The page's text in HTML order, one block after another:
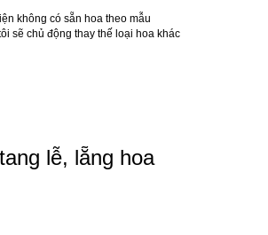
không có sẵn hoa theo mẫu
sẽ chủ động thay thế loại hoa khác
lễ, lẵng hoa